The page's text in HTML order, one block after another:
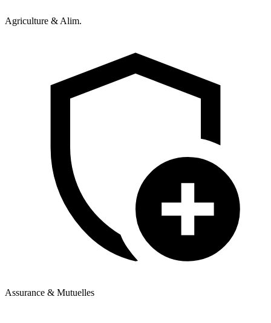
Agriculture & Alim.
Assurance & Mutuelles